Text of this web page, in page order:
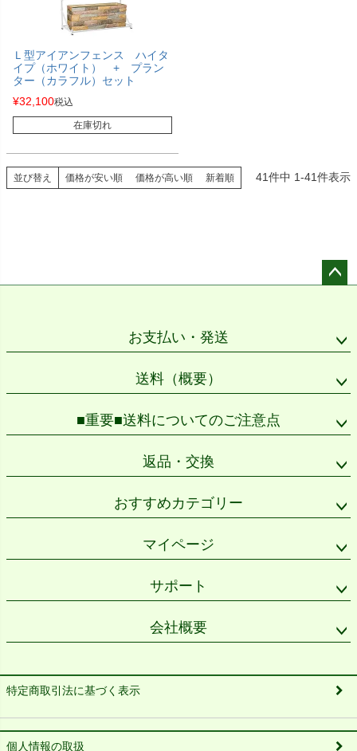
Ｌ型アイアンフェンス ハイタ
イプ（ホワイト） + プラン
ター（カラフル）セット
¥32,100税込
在庫切れ
並び替え 価格が安い順 価格が高い順 新着順 41件中 1-41件表示
お支払い・発送
送料（概要）
■重要■送料についてのご注意点
返品・交換
おすすめカテゴリー
マイページ
サポート
会社概要
特定商取引法に基づく表示
個人情報の取扱